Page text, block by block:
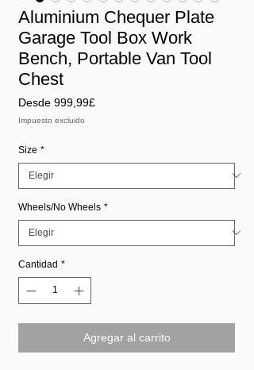
Aluminium Chequer Plate
Garage Tool Box Work
Bench, Portable Van Tool
Chest
Desde 999,99£
Impuesto excluido
Size *
Wheels/No Wheels *
Cantidad *
Agregar al carrito